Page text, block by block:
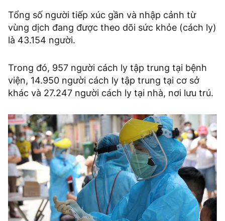
Tổng số người tiếp xúc gần và nhập cảnh từ
vùng dịch đang được theo dõi sức khỏe (cách ly)
là 43.154 người.
Trong đó, 957 người cách ly tập trung tại bệnh
viện, 14.950 người cách ly tập trung tại cơ sở
khác và 27.247 người cách ly tại nhà, nơi lưu trú.